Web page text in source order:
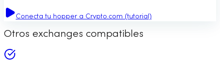
Conecta tu hopper a Crypto.com (tutorial)
Otros exchanges compatibles